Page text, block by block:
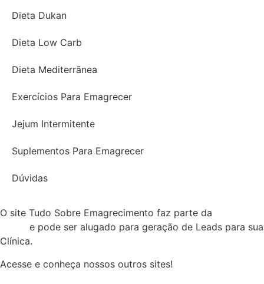
Dieta Dukan
Dieta Low Carb
Dieta Mediterrãnea
Exercícios Para Emagrecer
Jejum Intermitente
Suplementos Para Emagrecer
Dúvidas
O site Tudo Sobre Emagrecimento faz parte da
e pode ser alugado para geração de Leads para sua
Clínica.
Acesse e conheça nossos outros sites!